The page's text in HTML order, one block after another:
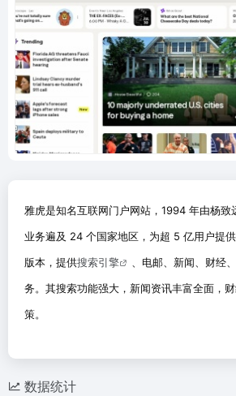
雅虎是知名互联网门户网站，1994 年由杨致
业务遍及 24 个国家地区，为超 5 亿用户提
版本，提供搜索引擎
、电邮、新闻、财经
务。其搜索功能强大，新闻资讯丰富全面，
策。
数据统计